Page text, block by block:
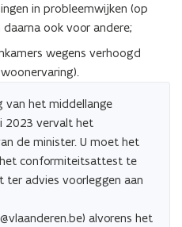
in probleemwijken (op
daarna ook voor andere;
wegens verhoogd
van het middellange
2023 vervalt het
de minister. U moet het
conformiteitsattest te
ter advies voorleggen aan
alvorens het